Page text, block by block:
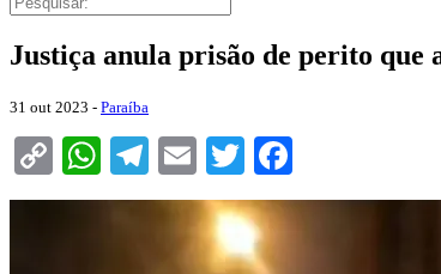
Justiça anula prisão de perito que
31 out 2023 - Paraíba
Copy
Link
WhatsApp
Telegram
EmailTwitter